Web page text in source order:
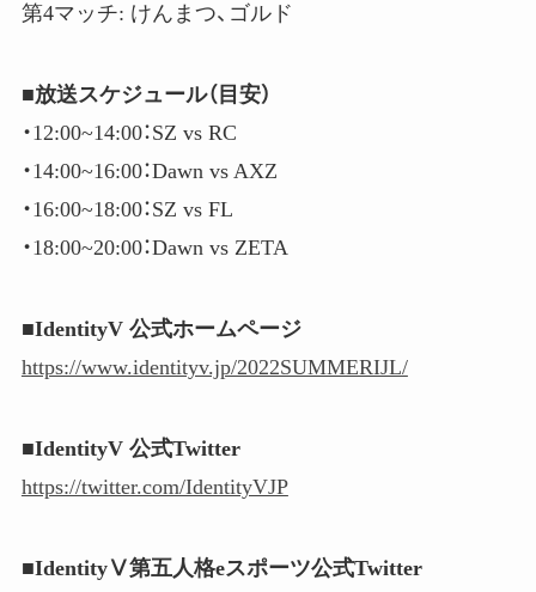
第4マッチ: けんまつ、ゴルド
■放送スケジュール（目安）
・12:00​​~14:00​​：SZ vs RC
・14:00​​~16:00​​：Dawn vs AXZ
・16:00​​~18:00​​：SZ vs FL
・18:00​​~20:00​​：Dawn vs ZETA
■IdentityV 公式ホームページ
https://www.identityv.jp/2022SUMMERIJL/
■IdentityV 公式Twitter
https://twitter.com/IdentityVJP
■IdentityⅤ第五人格eスポーツ公式Twitter